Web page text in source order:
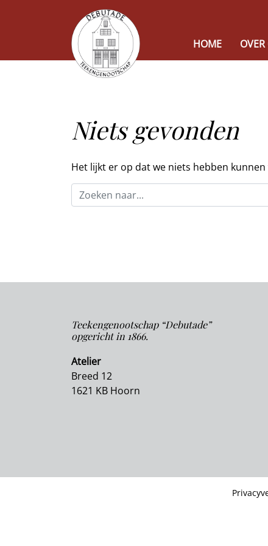
HOME
Niets gevonden
Het lijkt er op dat we niets hebben
Teekengenootschap “Debutade”
opgericht in 1866.
Atelier
Breed 12
1621 KB Hoorn